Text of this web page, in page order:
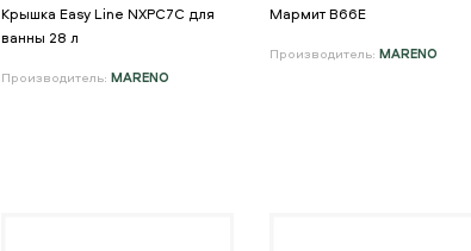
Крышка Easy Line NXPC7C для
ванны 28 л
Производитель: MARENO
Мармит B66E
Производитель: MARENO